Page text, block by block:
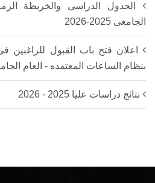
الجدول الدراسى والخريطة
الجامعى 2025-2026‎
اعلان فتح باب القبول للراغبين
بنظام الساعات المعتمده - العام الجامعى 2027 -
نتائج دراسات عليا 2025 - 2026